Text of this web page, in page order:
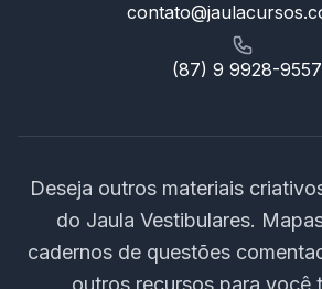
(87) 9 9928-9557
Deseja outros materiais
do Jaula Vestibulares.
cadernos de questões